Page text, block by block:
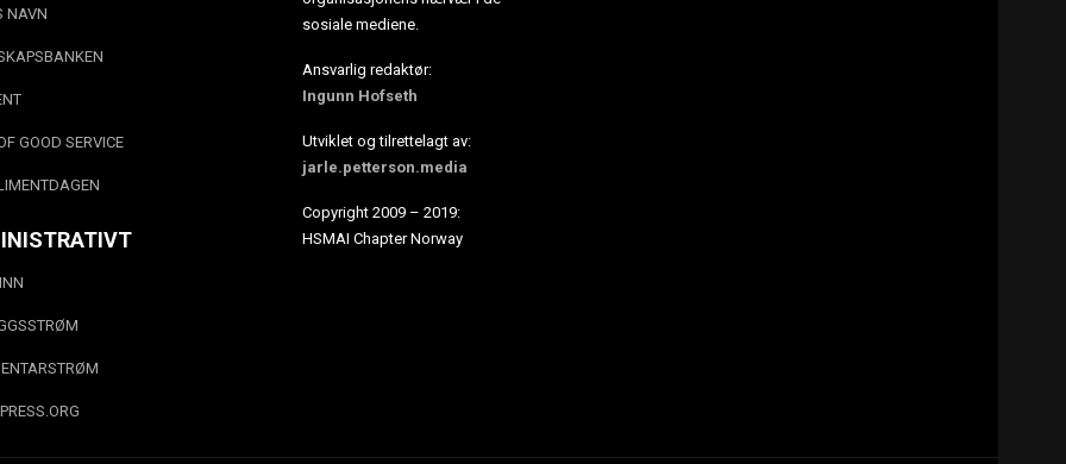
NAVN
GOOD SERVICE
sosiale mediene.
Ansvarlig redaktør:
Ingunn Hofseth
Utviklet og tilrettelagt av:
jarle.petterson.media
Copyright 2009 – 2019:
HSMAI Chapter Norway